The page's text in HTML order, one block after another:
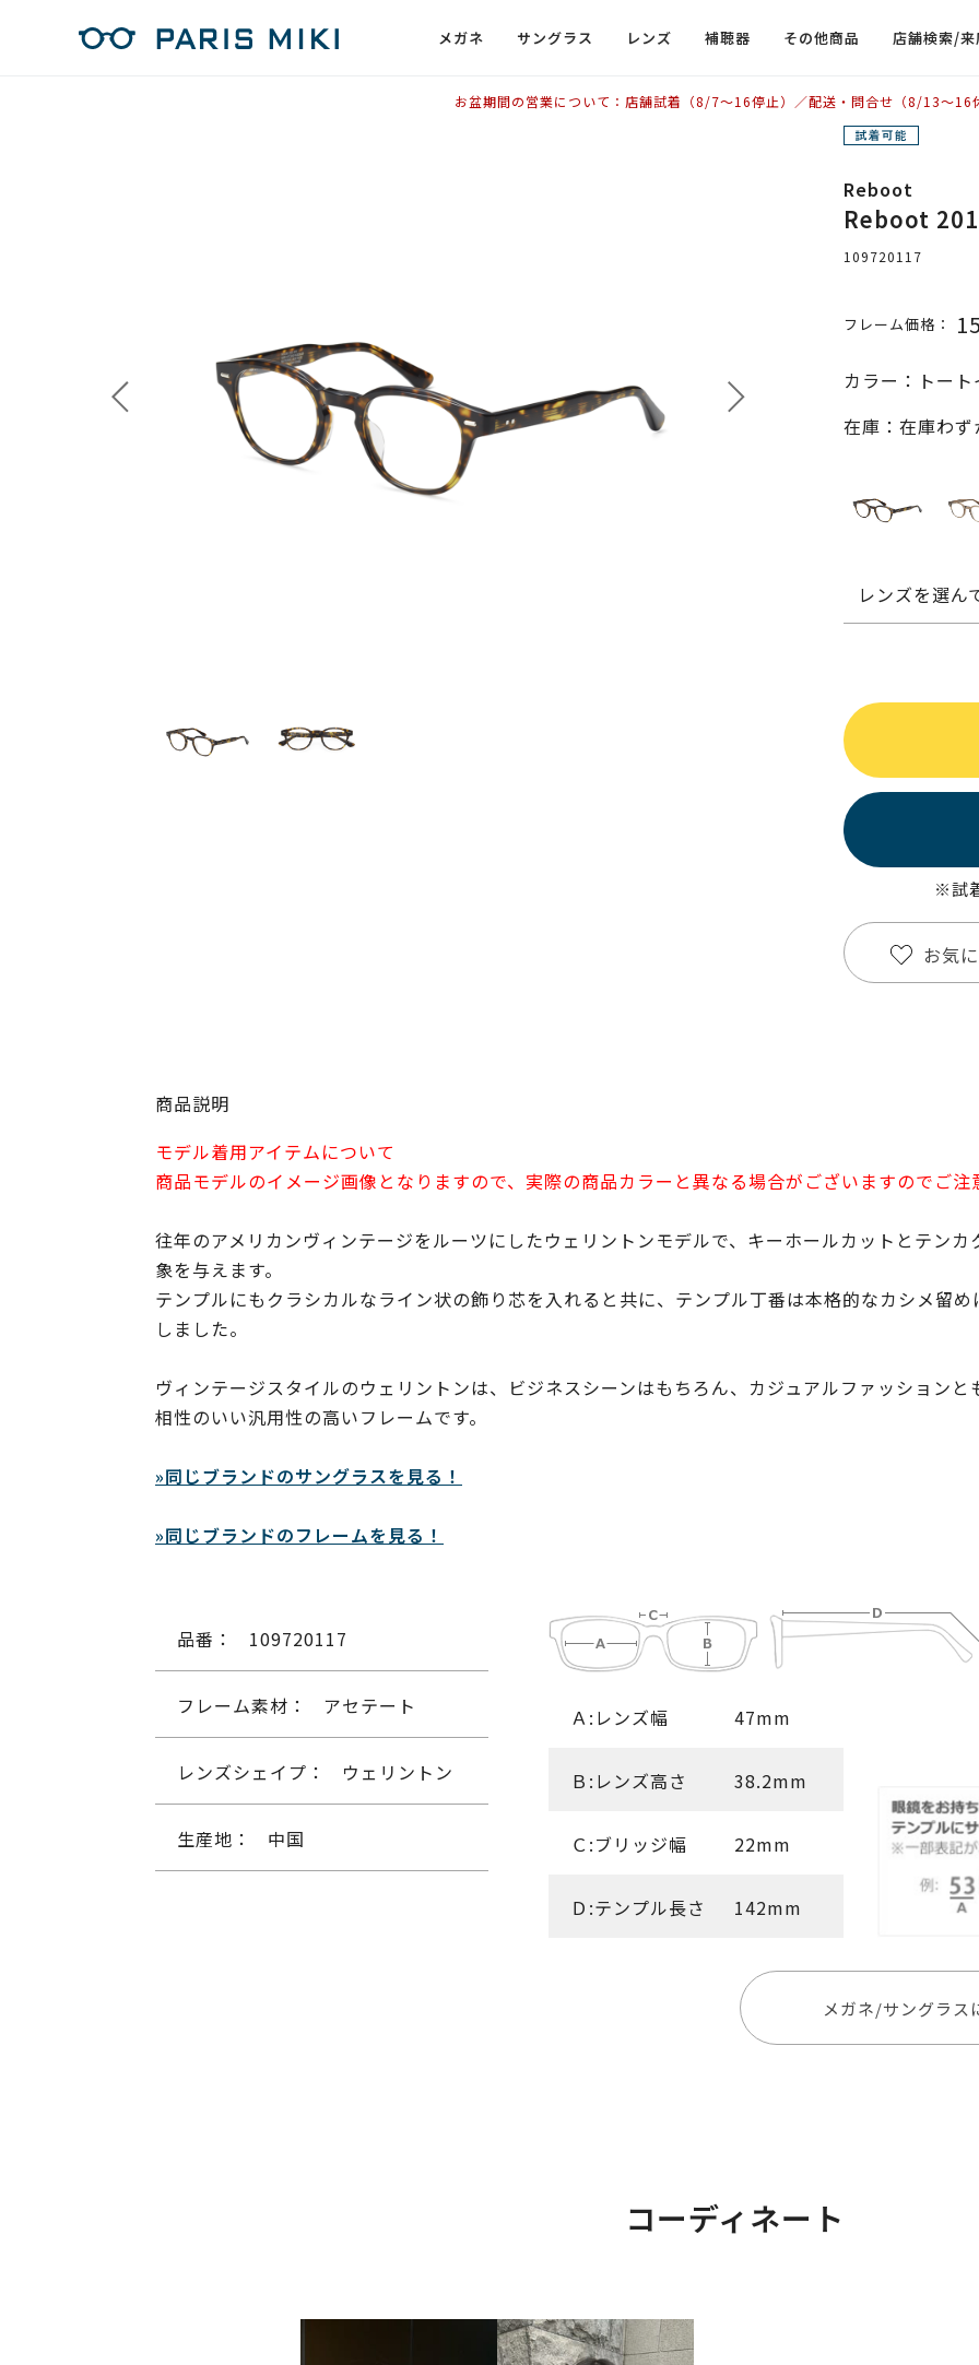
メガネ サングラス レンズ 補聴器 その他商品 店舗検索/
お盆期間の営業について：店舗試着（8/7〜16停止）／配送・問合せ（8/13〜16
Reboot
Reboot
109720117
フレーム価格：
カラー：トー
在庫：在庫わず
レンズを選ん
※試
お気
商品説明
モデル着用アイテムについて
商品モデルのイメージ画像となりますので、実際の商品カラーと異なる場合がございますのでご注
往年のアメリカンヴィンテージをルーツにしたウェリントンモデルで、キーホールカットとテン
象を与えます。
テンプルにもクラシカルなライン状の飾り芯を入れると共に、テンプル丁番は本格的なカシメ留
しました。
ヴィンテージスタイルのウェリントンは、ビジネスシーンはもちろん、カジュアルファッションと
相性のいい汎用性の高いフレームです。
»同じブランドのサングラスを見る！
»同じブランドのフレームを見る！
品番： 109720117
フレーム素材： アセテート
レンズシェイプ： ウェリントン
生産地： 中国
Ａ:レンズ幅 47mm
Ｂ:レンズ高さ 38.2mm
Ｃ:ブリッジ幅 22mm
Ｄ:テンプル長さ 142mm
メガネ/サングラス
コーディネート